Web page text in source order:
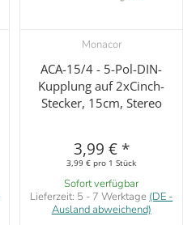
Monacor
ACA-15/4 - 5-Pol-DIN-
Kupplung auf 2xCinch-
Stecker, 15cm, Stereo
3,99 € *
3,99 € pro 1 Stück
Sofort verfügbar
Lieferzeit: 5 - 7 Werktage (DE -
Ausland abweichend)